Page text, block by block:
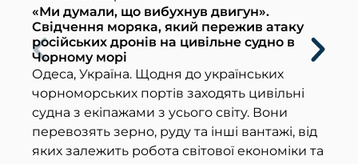
двигун».
який пережив атаку
на цивільне судно в
до українських
заходять цивільні
з усього світу. Вони
руду та інші вантажі, від
світової економіки та
Морська неділя:
об’єднує людей
цінностей
Сьогодні, 12
міжнародною
Морську неділю
набуває нового,
значення. Це
вшанування